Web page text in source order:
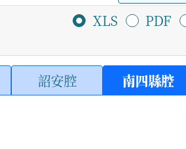
XLS PDF
詔安腔 南四縣腔